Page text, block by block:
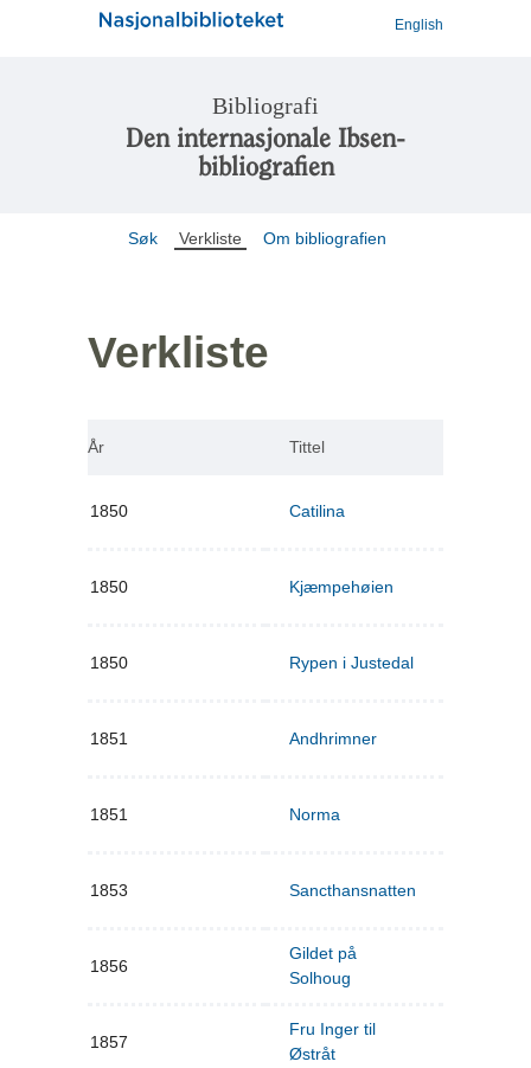
English
Bibliografi
Den internasjonale Ibsen-
bibliografien
Søk Verkliste Om bibliografien
Verkliste
År Tittel
1850 Catilina
1850 Kjæmpehøien
1850 Rypen i Justedal
1851 Andhrimner
1851 Norma
1853 Sancthansnatten
1856
Gildet på
Solhoug
1857
Fru Inger til
Østråt